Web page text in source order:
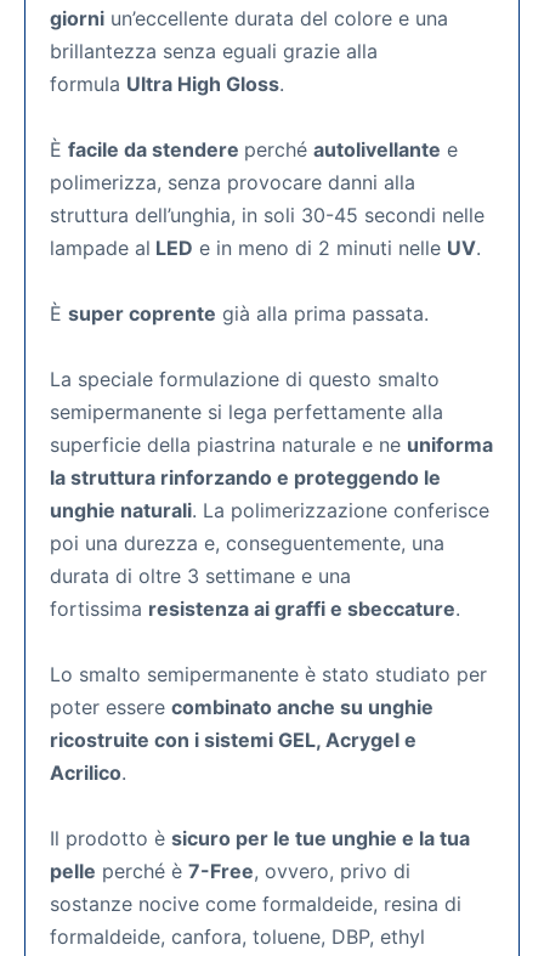
giorni un’eccellente durata del colore e una
brillantezza senza eguali grazie alla
formula Ultra High Gloss.
È facile da stendere perché autolivellante e
polimerizza, senza provocare danni alla
struttura dell’unghia, in soli 30-45 secondi nelle
lampade al LED e in meno di 2 minuti nelle UV.
È super coprente già alla prima passata.
La speciale formulazione di questo smalto
semipermanente si lega perfettamente alla
superficie della piastrina naturale e ne uniforma
la struttura rinforzando e proteggendo le
unghie naturali. La polimerizzazione conferisce
poi una durezza e, conseguentemente, una
durata di oltre 3 settimane e una
fortissima resistenza ai graffi e sbeccature.
Lo smalto semipermanente è stato studiato per
poter essere combinato anche su unghie
ricostruite con i sistemi GEL, Acrygel e
Acrilico.
Il prodotto è sicuro per le tue unghie e la tua
pelle perché è 7-Free, ovvero, privo di
sostanze nocive come formaldeide, resina di
formaldeide, canfora, toluene, DBP, ethyl